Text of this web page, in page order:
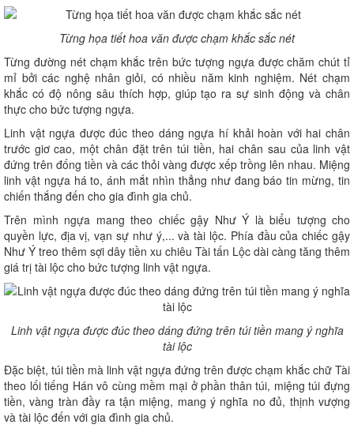
Từng họa tiết hoa văn được chạm khắc sắc nét
Từng đường nét chạm khắc trên bức tượng ngựa được chăm chút tỉ
mỉ bởi các nghệ nhân giỏi, có nhiều năm kinh nghiệm. Nét chạm
khắc có độ nông sâu thích hợp, giúp tạo ra sự sinh động và chân
thực cho bức tượng ngựa.
Linh vật ngựa được đúc theo dáng ngựa hí khải hoàn với hai chân
trước giơ cao, một chân đặt trên túi tiền, hai chân sau của linh vật
đứng trên đống tiền và các thỏi vàng được xếp trồng lên nhau. Miệng
linh vật ngựa há to, ánh mắt nhìn thẳng như đang báo tin mừng, tin
chiến thắng đến cho gia đình gia chủ.
Trên mình ngựa mang theo chiếc gậy Như Ý là biểu tượng cho
quyền lực, địa vị, vạn sự như ý,... và tài lộc. Phía đầu của chiếc gậy
Như Ý treo thêm sợi dây tiền xu chiêu Tài tấn Lộc dài càng tăng thêm
giá trị tài lộc cho bức tượng linh vật ngựa.
Linh vật ngựa được đúc theo dáng đứng trên túi tiền mang ý nghĩa
tài lộc
Đặc biệt, túi tiền mà linh vật ngựa đứng trên được chạm khắc chữ Tài
theo lối tiếng Hán vô cùng mềm mại ở phần thân túi, miệng túi đựng
tiền, vàng tràn đầy ra tận miệng, mang ý nghĩa no đủ, thịnh vượng
và tài lộc đến với gia đình gia chủ.